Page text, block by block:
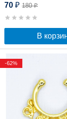
70 ₽ 180₽
В
-62%